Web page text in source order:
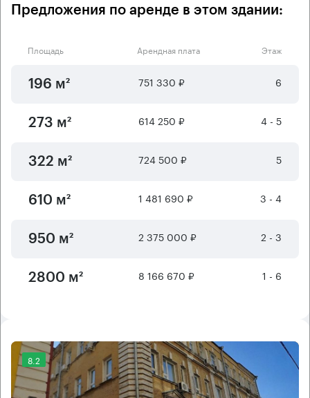
Предложения по аренде в этом здании:
Площадь Арендная плата Этаж
196 м² 751 330 ₽ 6
273 м² 614 250 ₽ 4 - 5
322 м² 724 500 ₽ 5
610 м² 1 481 690 ₽ 3 - 4
950 м² 2 375 000 ₽ 2 - 3
2800 м² 8 166 670 ₽ 1 - 6
8.2